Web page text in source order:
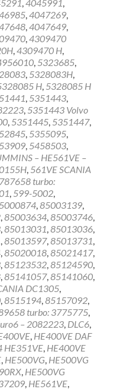
,4045991,
,4047269,
,4047649,
,4309470
,4309470 H,
, 5323685,
, 5328083H,
H, 5328085 H
, 5351443,
, 5351443 Volvo
, 5351445, 5351447,
, 5355095,
, 5458503,
– HE561VE –
, 561VE SCANIA
turbo:
, 599-5002,
,85003139,
,85003634,85003746,
,85013031,85013036,
,85013597,85013731,
,85020018,85021417,
,85123532,85124590,
,85141057,85141060,
DC1305,
,8515194,85157092,
turbo: 3775775,
– 2082223, DLC6,
, HE400VE DAF
HE351VE, HE400VE
, HE500VG, HE500VG
, HE500VG
, HE561VE,